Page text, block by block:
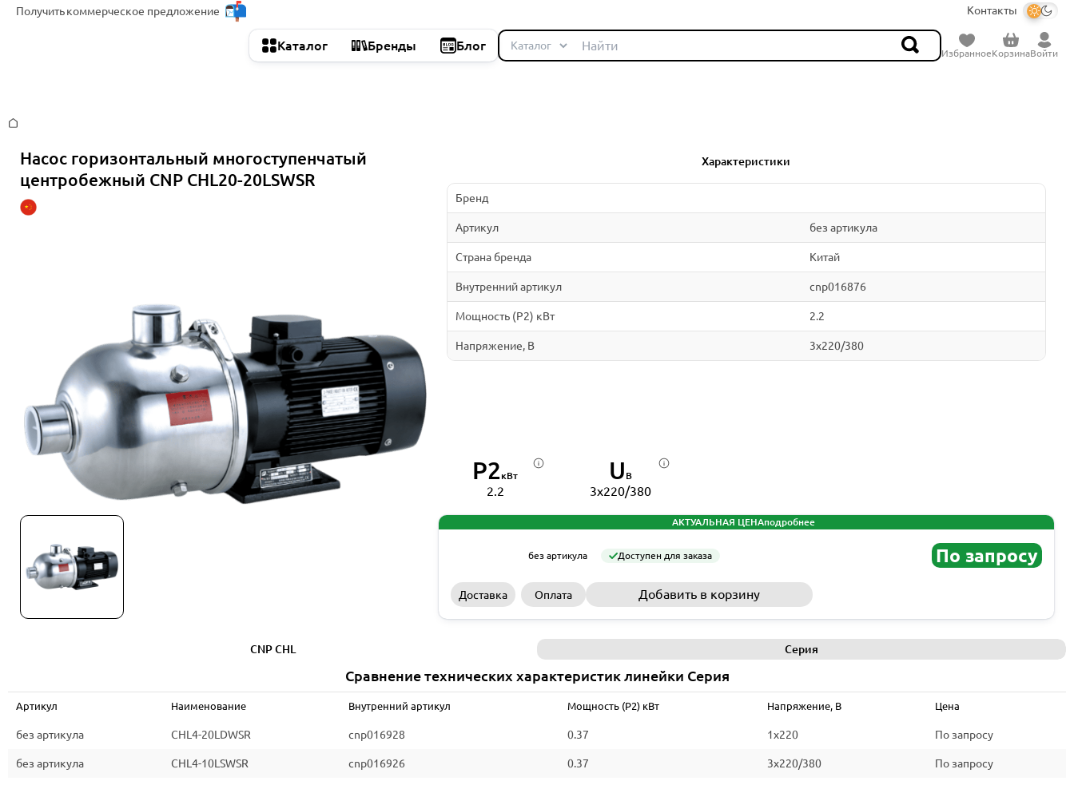
Получитькоммерческое предложение Контакты
Каталог Бренды Блог
ИзбранноеКорзинаВойти
Насос горизонтальный многоступенчатый
центробежный CNP CHL20-20LSWSR
Характеристики
Бренд
Артикул без артикула
Страна бренда Китай
Внутренний артикул cnp016876
Мощность (P2) кВт 2.2
Напряжение, В 3x220/380
P2кВт
2.2
U В
3x220/380
АКТУАЛЬНАЯ ЦЕНАподробнее
без артикула Доступен для заказа По запросу
Доставка Оплата Добавить в корзину
CNP CHL Серия
Сравнение технических характеристик линейки Серия
Артикул Наименование Внутренний артикул Мощность (P2) кВт Напряжение, В Цена
без артикула CHL4-20LDWSR cnp016928 0.37 1x220 По запросу
без артикула CHL4-10LSWSR cnp016926 0.37 3x220/380 По запросу